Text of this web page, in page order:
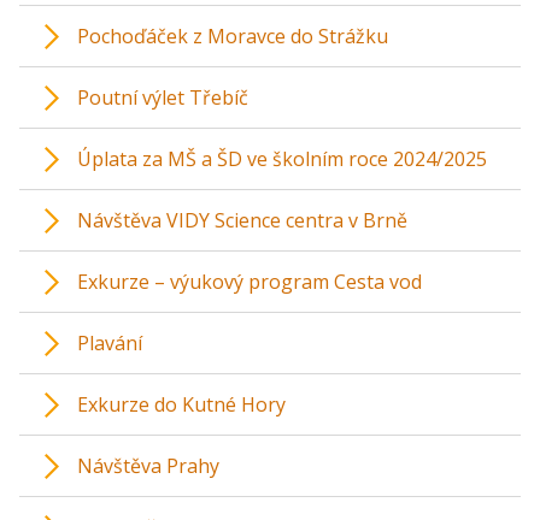
Pochoďáček z Moravce do Strážku
Poutní výlet Třebíč
Úplata za MŠ a ŠD ve školním roce 2024/2025
Návštěva VIDY Science centra v Brně
Exkurze – výukový program Cesta vod
Plavání
Exkurze do Kutné Hory
Návštěva Prahy